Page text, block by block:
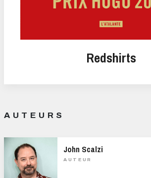
Redshirts
AUTEURS
John Scalzi
AUTEUR